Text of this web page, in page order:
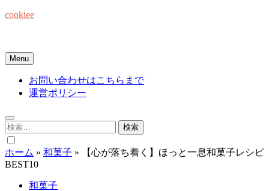
Skip
cookiee
Menu
お問い合わせはこちらまで
運営ポリシー
検
索:
ホーム » 和菓子 »
【心が落ち着く】ほっと一息和菓子レシピ
BEST10
和菓子